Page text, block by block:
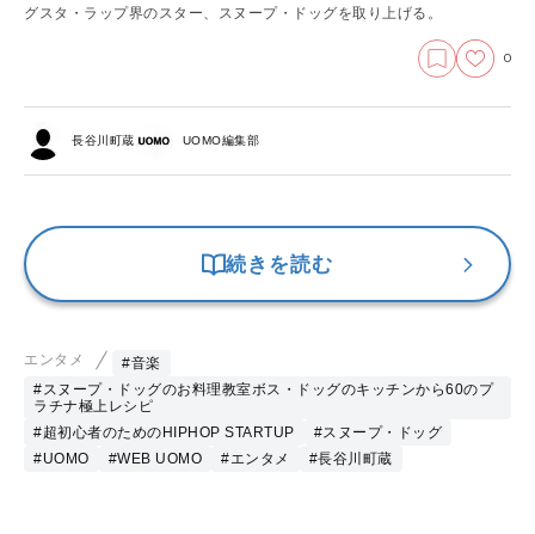
グスタ・ラップ界のスター、スヌープ・ドッグを取り上げる。
0
長谷川町蔵 UOMO編集部
続きを読む
エンタメ
#音楽
#スヌープ・ドッグのお料理教室ボス・ドッグのキッチンから60のプ
ラチナ極上レシピ
#超初心者のためのHIPHOP STARTUP
#スヌープ・ドッグ
#UOMO
#WEB UOMO #エンタメ #長谷川町蔵